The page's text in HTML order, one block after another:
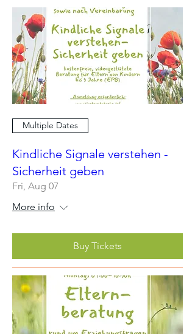
Multiple Dates
Kindliche Signale verstehen -
Sicherheit geben
Fri, Aug 07
More info
Buy Tickets